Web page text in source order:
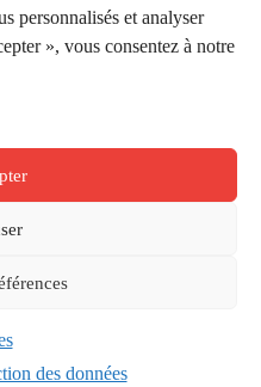
personnalisés et analyser
», vous consentez à notre
des données